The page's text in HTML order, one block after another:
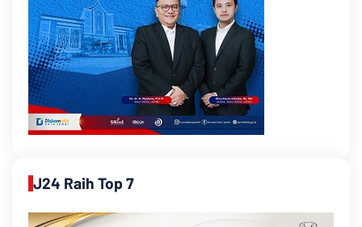
J24 Raih Top 7